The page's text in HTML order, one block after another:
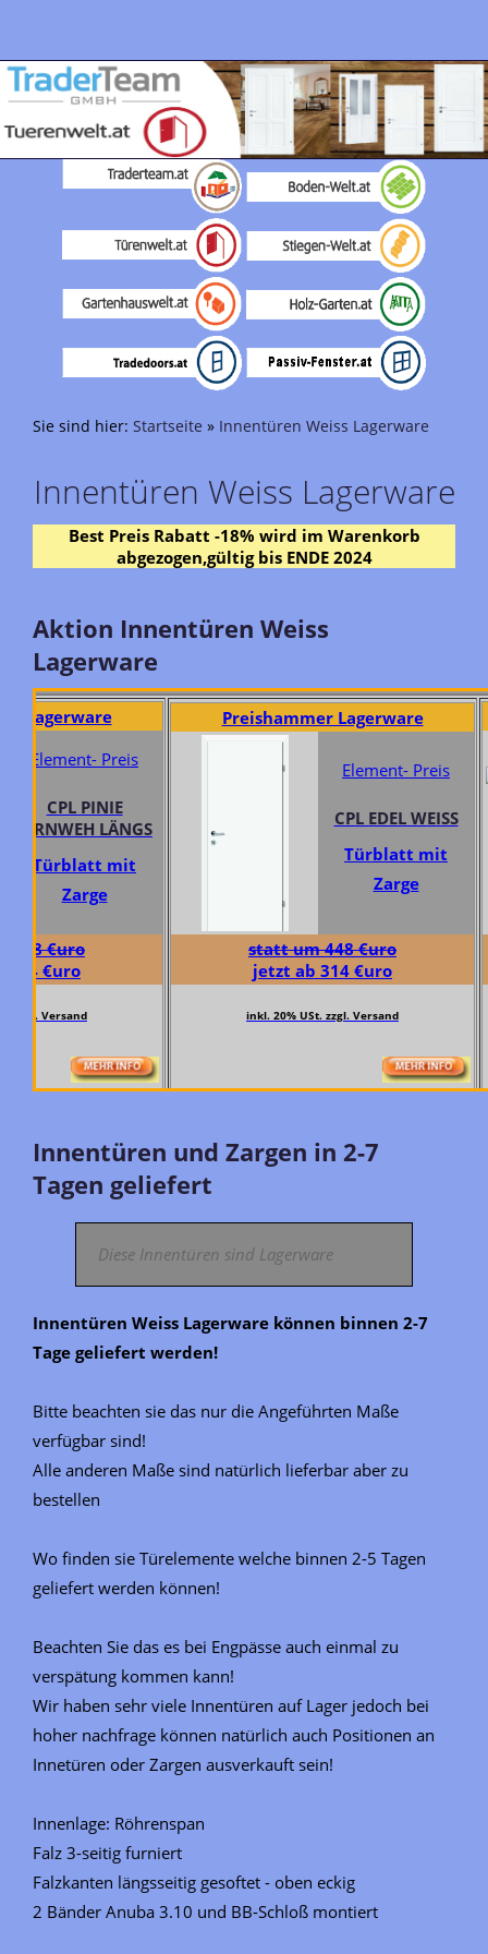
Sie sind hier: Startseite » Innentüren Weiss Lagerware
Innentüren Weiss Lagerware
Best Preis Rabatt -18% wird im Warenkorb
abgezogen,gültig bis ENDE 2024
Aktion Innentüren Weiss
Lagerware
Element- Preis
CPL PINIE
LÄNGS
Türblatt mit
Zarge
€uro
€uro
Versand
Preishammer Lagerware
Element- Preis
CPL EDEL WEISS
Türblatt mit
Zarge
statt um 448 €uro
jetzt ab 314 €uro
inkl. 20% USt. zzgl. Versand
Innentüren und Zargen in 2-7
Tagen geliefert
Diese Innentüren sind Lagerware
Innentüren Weiss Lagerware können binnen 2-7
Tage geliefert werden!
Bitte beachten sie das nur die Angeführten Maße
verfügbar sind!
Alle anderen Maße sind natürlich lieferbar aber zu
bestellen
Wo finden sie Türelemente welche binnen 2-5 Tagen
geliefert werden können!
Beachten Sie das es bei Engpässe auch einmal zu
verspätung kommen kann!
Wir haben sehr viele Innentüren auf Lager jedoch bei
hoher nachfrage können natürlich auch Positionen an
Innetüren oder Zargen ausverkauft sein!
Innenlage: Röhrenspan
Falz 3-seitig furniert
Falzkanten längsseitig gesoftet - oben eckig
2 Bänder Anuba 3.10 und BB-Schloß montiert